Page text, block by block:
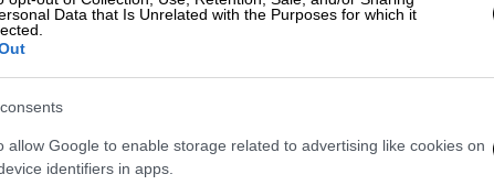
Data that Is Unrelated with the Purposes for which it
allow Google to enable storage related to advertising like cookies on
identifiers in apps.
λίγο καιρό ότι η σύζυγός του πάσχει
νόσημα